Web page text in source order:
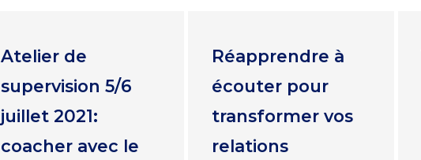
Atelier de
supervision 5/6
juillet 2021:
coacher avec le
Réapprendre à
écouter pour
transformer vos
relations